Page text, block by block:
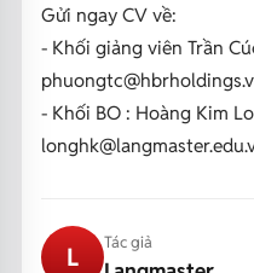
Gửi ngay CV về:
- Khối giảng viên Trần
- Khối BO : Hoàng Kim
L Tác giả